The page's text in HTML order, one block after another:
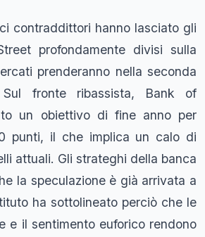
contraddittori hanno lasciato gli
profondamente divisi sulla
prenderanno nella seconda
fronte ribassista, Bank of
un obiettivo di fine anno per
punti, il che implica un calo di
attuali. Gli strateghi della banca
la speculazione è già arrivata a
ha sottolineato perciò che le
e il sentimento euforico rendono